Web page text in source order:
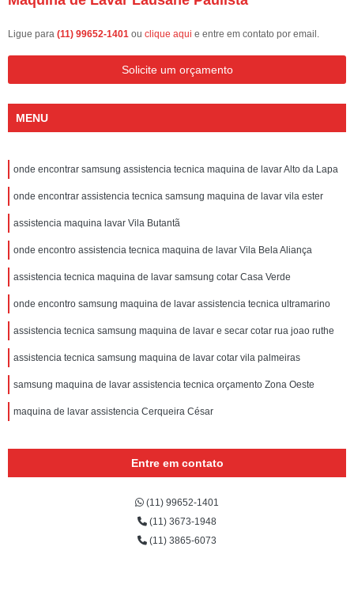
Ligue para (11) 99652-1401 ou clique aqui e entre em contato por email.
Solicite um orçamento
MENU
onde encontrar samsung assistencia tecnica maquina de lavar Alto da Lapa
onde encontrar assistencia tecnica samsung maquina de lavar vila ester
assistencia maquina lavar Vila Butantã
onde encontro assistencia tecnica maquina de lavar Vila Bela Aliança
assistencia tecnica maquina de lavar samsung cotar Casa Verde
onde encontro samsung maquina de lavar assistencia tecnica ultramarino
assistencia tecnica samsung maquina de lavar e secar cotar rua joao ruthe
assistencia tecnica samsung maquina de lavar cotar vila palmeiras
samsung maquina de lavar assistencia tecnica orçamento Zona Oeste
maquina de lavar assistencia Cerqueira César
Entre em contato
(11) 99652-1401
(11) 3673-1948
(11) 3865-6073